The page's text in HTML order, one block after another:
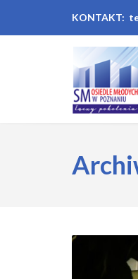
KONTAKT: